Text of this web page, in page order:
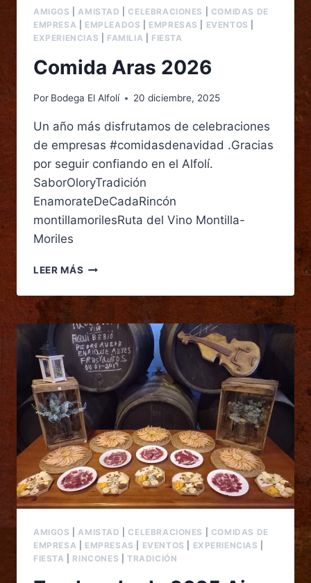
AMIGOS AMISTAD CELEBRACIONES
COMIDAS DE
EMPRESA
EMPLEADOS EMPRESAS EVENTOS
EXPERIENCIAS
FAMILIA FIESTA
Comida Aras 2026
Por Bodega El Alfolí 20 diciembre, 2025
Un año más disfrutamos de celebraciones
de empresas #comidasdenavidad .Gracias
por seguir confiando en el Alfolí.
SaborOloryTradición
EnamorateDeCadaRincón
montillamorilesRuta del Vino Montilla-
Moriles
LEER MÁS
AMIGOS AMISTAD CELEBRACIONES
COMIDAS DE
EMPRESA
EMPRESAS EVENTOS EXPERIENCIAS
FIESTA
RINCONES TRADICIÓN